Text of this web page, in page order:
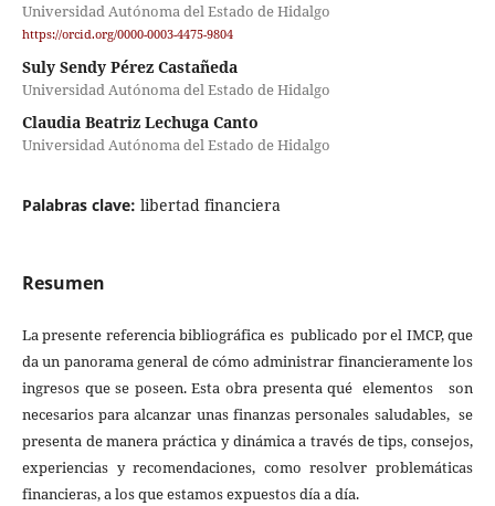
Universidad Autónoma del Estado de Hidalgo
https://orcid.org/0000-0003-4475-9804
Suly Sendy Pérez Castañeda
Universidad Autónoma del Estado de Hidalgo
Claudia Beatriz Lechuga Canto
Universidad Autónoma del Estado de Hidalgo
Palabras clave: libertad financiera
Resumen
La presente referencia bibliográfica es publicado por el IMCP, que
da un panorama general de cómo administrar financieramente los
ingresos que se poseen. Esta obra presenta qué elementos son
necesarios para alcanzar unas finanzas personales saludables, se
presenta de manera práctica y dinámica a través de tips, consejos,
experiencias y recomendaciones, como resolver problemáticas
financieras, a los que estamos expuestos día a día.